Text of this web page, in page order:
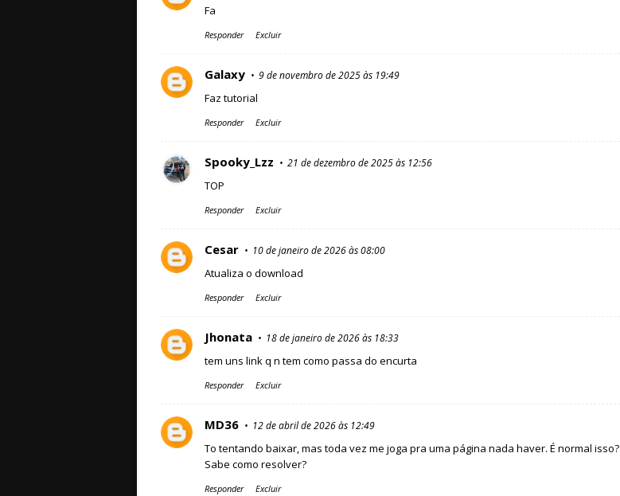
Fa
Responder Excluir
Galaxy 9 de novembro de 2025 às 19:49
Faz tutorial
Responder Excluir
Spooky_Lzz 21 de dezembro de 2025 às 12:56
TOP
Responder Excluir
Cesar 10 de janeiro de 2026 às 08:00
Atualiza o download
Responder Excluir
Jhonata 18 de janeiro de 2026 às 18:33
tem uns link q n tem como passa do encurta
Responder Excluir
MD36 12 de abril de 2026 às 12:49
To tentando baixar, mas toda vez me joga pra uma página nada haver. É normal isso?
Sabe como resolver?
Responder Excluir